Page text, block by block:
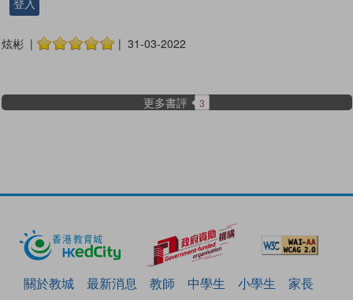
登入
炫彬 | | 31-03-2022
更多書評 3
關於教城 最新消息 教師 中學生 小學生
家長